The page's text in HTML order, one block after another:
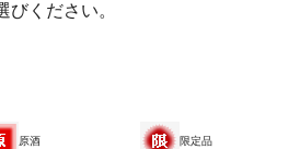
びください。
原酒 限定品